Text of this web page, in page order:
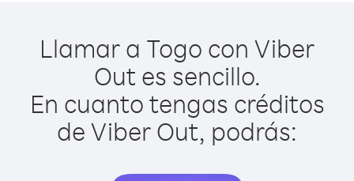
Llamar a Togo con Viber
Out es sencillo.
En cuanto tengas créditos
de Viber Out, podrás: